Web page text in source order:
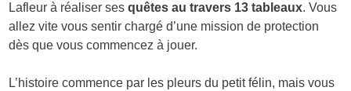
Lafleur à réaliser sesquêtes au travers 13 tableaux. Vous
allez vite vous sentir chargé d’une mission de protection
dès que vous commencez à jouer.
L’histoire commence par les pleurs du petit félin, mais vous